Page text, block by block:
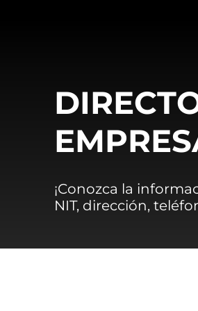
¡Conozca la
NIT, dirección,